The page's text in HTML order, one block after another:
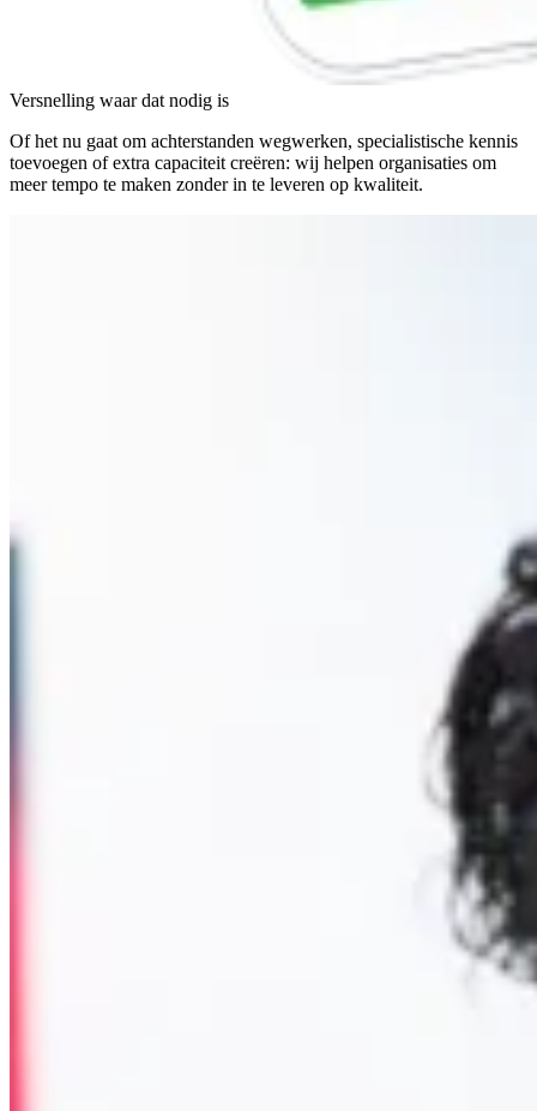
Versnelling waar dat nodig is
Of het nu gaat om achterstanden wegwerken, specialistische kennis
toevoegen of extra capaciteit creëren: wij helpen organisaties om
meer tempo te maken zonder in te leveren op kwaliteit.